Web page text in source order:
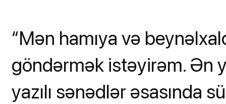
“Mən hamıya və
göndərmək istəyirəm. Ən
yazılı sənədlər əsasında